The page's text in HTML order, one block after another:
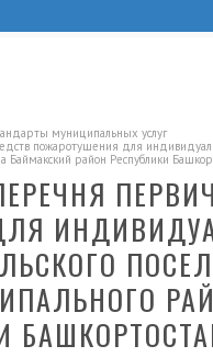
муниципальных услуг
пожаротушения для
Баймакский район Республики